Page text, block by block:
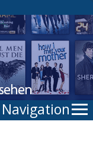
Navigation